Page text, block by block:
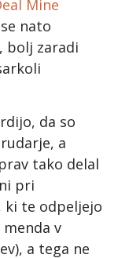
Mine
nato
bolj zaradi
da so
a
tako delal
pri
ki te odpeljejo
v
a tega ne